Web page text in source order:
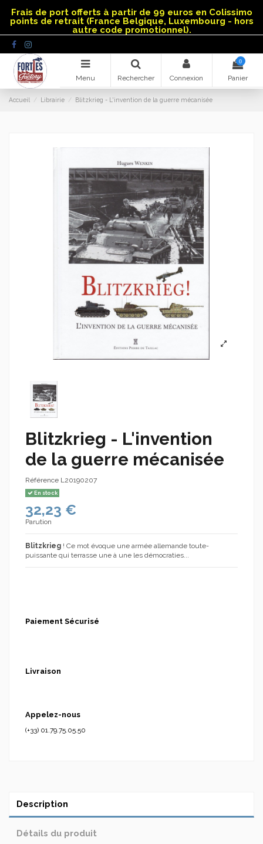
Frais de port offerts à partir de 99 euros en Colissimo
points de retrait (France Belgique, Luxembourg - hors
autre code promotionnel).
Menu Rechercher Connexion
0
Panier
Accueil Librairie Blitzkrieg - L'invention de la guerre mécanisée
Blitzkrieg - L'invention
de la guerre mécanisée
Référence L20190207
En stock
32,23 €
Parution
Blitzkrieg ! Ce mot évoque une armée allemande toute-
puissante qui terrasse une à une les démocraties...
Paiement Sécurisé
Livraison
Appelez-nous
(+33) 01.79.75.05.50
Description
Détails du produit